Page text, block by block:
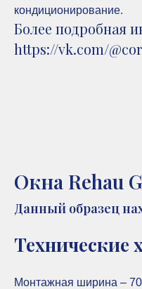
кондиционирование.
Более подробная
https://vk.com/
Окна Rehau
Данный образец
Технические
Монтажная ширина –